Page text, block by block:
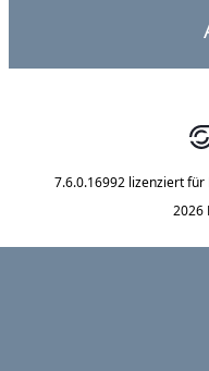
7.6.0.16992 lizenziert für
2026